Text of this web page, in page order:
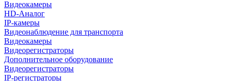
Видеокамеры
HD-Аналог
IP-камеры
Видеонаблюдение для транспорта
Видеокамеры
Видеорегистраторы
Дополнительное оборудование
Видеорегистраторы
IP-регистраторы